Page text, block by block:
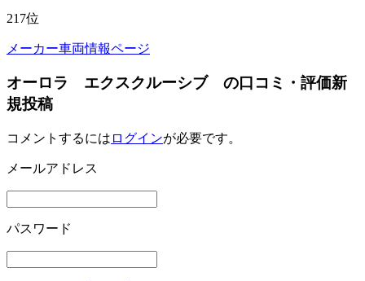
217位
メーカー車両情報ページ
オーロラ エクスクルーシブ の口コミ・評価新
規投稿
コメントするには ログインが必要です。
メールアドレス
パスワード